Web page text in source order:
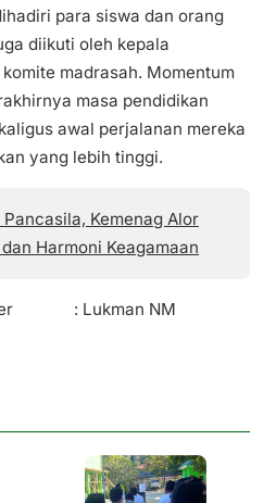
para siswa dan orang
diikuti oleh kepala
madrasah. Momentum
masa pendidikan
awal perjalanan mereka
yang lebih tinggi.
Kemenag Alor
Harmoni Keagamaan
: Lukman NM